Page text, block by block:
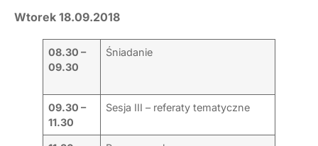
Wtorek 18.09.2018
08.30 –
09.30
Śniadanie
09.30 –
11.30
Sesja III – referaty tematyczne